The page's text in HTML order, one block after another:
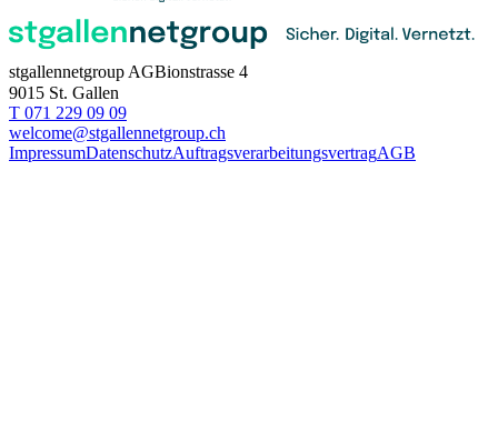
stgallennetgroup AGBionstrasse 4
9015 St. Gallen
T 071 229 09 09
welcome@stgallennetgroup.ch
ImpressumDatenschutzAuftragsverarbeitungsvertragAGB